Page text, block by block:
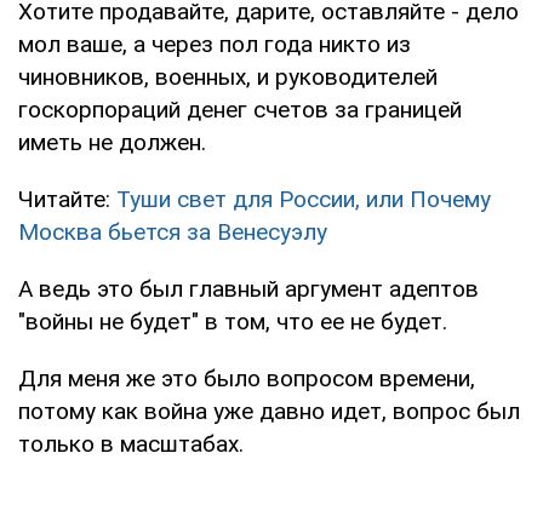
Хотите продавайте, дарите, оставляйте - дело
мол ваше, а через пол года никто из
чиновников, военных, и руководителей
госкорпораций денег счетов за границей
иметь не должен.
Читайте: Туши свет для России, или Почему
Москва бьется за Венесуэлу
А ведь это был главный аргумент адептов
"войны не будет" в том, что ее не будет.
Для меня же это было вопросом времени,
потому как война уже давно идет, вопрос был
только в масштабах.